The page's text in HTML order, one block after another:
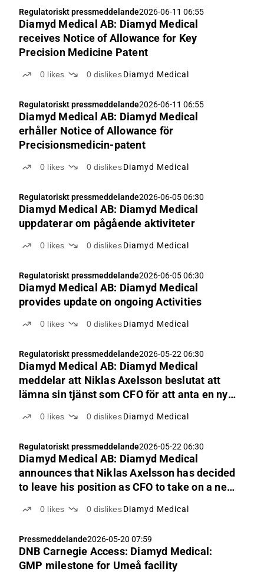
Regulatoriskt pressmeddelande2026-06-11 06:55
Diamyd Medical AB: Diamyd Medical
receives Notice of Allowance for Key
Precision Medicine Patent
0 likes 0 dislikes Diamyd Medical
Regulatoriskt pressmeddelande2026-06-11 06:55
Diamyd Medical AB: Diamyd Medical
erhåller Notice of Allowance för
Precisionsmedicin-patent
0 likes 0 dislikes Diamyd Medical
Regulatoriskt pressmeddelande2026-06-05 06:30
Diamyd Medical AB: Diamyd Medical
uppdaterar om pågående aktiviteter
0 likes 0 dislikes Diamyd Medical
Regulatoriskt pressmeddelande2026-06-05 06:30
Diamyd Medical AB: Diamyd Medical
provides update on ongoing Activities
0 likes 0 dislikes Diamyd Medical
Regulatoriskt pressmeddelande2026-05-22 06:30
Diamyd Medical AB: Diamyd Medical
meddelar att Niklas Axelsson beslutat att
lämna sin tjänst som CFO för att anta en ny
0 likes 0 dislikes Diamyd Medical
Regulatoriskt pressmeddelande2026-05-22 06:30
Diamyd Medical AB: Diamyd Medical
announces that Niklas Axelsson has decided
to leave his position as CFO to take on a new
0 likes 0 dislikes Diamyd Medical
Pressmeddelande2026-05-20 07:59
DNB Carnegie Access: Diamyd Medical:
GMP milestone for Umeå facility